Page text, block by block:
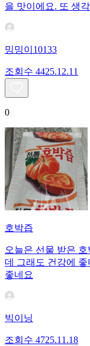
을 맛이에요. 또 생
밍밍이10133
조회수 4425.12.11
0
호박즙
오늘은 선물 받은
데 그래도 건강에
좋네요
빅이닝
조회수 4725.11.18